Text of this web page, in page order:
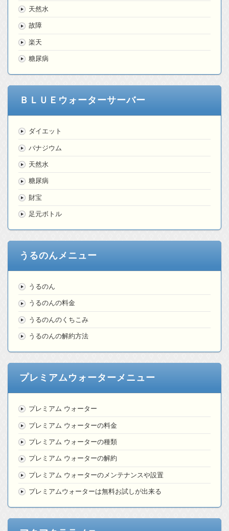
天然水
故障
楽天
糖尿病
ＢＬＵＥウォーターサーバー
ダイエット
バナジウム
天然水
糖尿病
財宝
足元ボトル
うるのんメニュー
うるのん
うるのんの料金
うるのんのくちこみ
うるのんの解約方法
プレミアムウォーターメニュー
プレミアム ウォーター
プレミアム ウォーターの料金
プレミアム ウォーターの種類
プレミアム ウォーターの解約
プレミアム ウォーターのメンテナンスや設置
プレミアムウォーターは無料お試しが出来る